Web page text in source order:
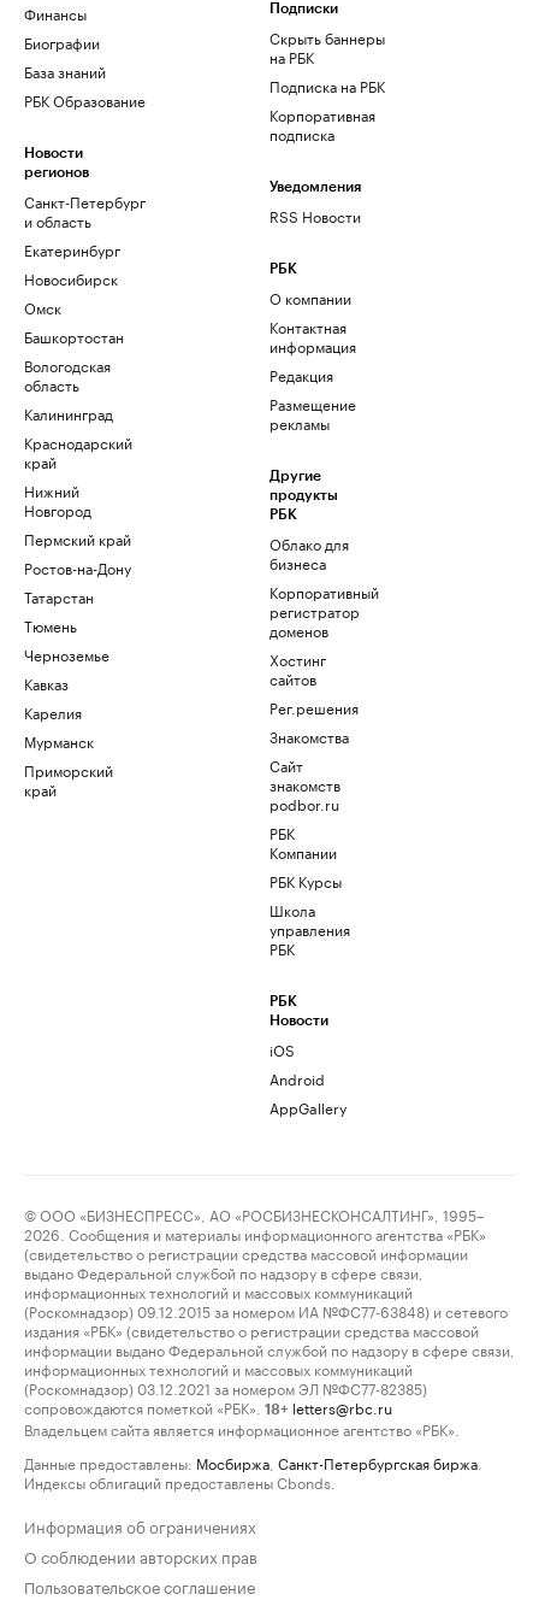
Финансы
Биографии
База знаний
РБК Образование
Новости
регионов
Санкт-Петербург
и область
Екатеринбург
Новосибирск
Омск
Башкортостан
Вологодская
область
Калининград
Краснодарский
край
Нижний
Новгород
Пермский край
Ростов-на-Дону
Татарстан
Тюмень
Черноземье
Кавказ
Карелия
Мурманск
Приморский
край
Подписки
Скрыть баннеры
на РБК
Подписка на РБК
Корпоративная
подписка
Уведомления
RSS Новости
РБК
О компании
Контактная
информация
Редакция
Размещение
рекламы
Другие
продукты
РБК
Облако для
бизнеса
Корпоративный
регистратор
доменов
Хостинг
сайтов
Рег.решения
Знакомства
Сайт
знакомств
podbor.ru
РБК
Компании
РБК Курсы
Школа
управления
РБК
РБК
Новости
iOS
Android
AppGallery
© ООО «БИЗНЕСПРЕСС», АО «РОСБИЗНЕСКОНСАЛТИНГ», 1995–
2026. Сообщения и материалы информационного агентства «РБК»
(свидетельство о регистрации средства массовой информации
выдано Федеральной службой по надзору в сфере связи,
информационных технологий и массовых коммуникаций
(Роскомнадзор) 09.12.2015 за номером ИА №ФС77-63848) и сетевого
издания «РБК» (свидетельство о регистрации средства массовой
информации выдано Федеральной службой по надзору в сфере связи,
информационных технологий и массовых коммуникаций
(Роскомнадзор) 03.12.2021 за номером ЭЛ №ФС77-82385)
сопровождаются пометкой «РБК».
18+ letters@rbc.ru
Владельцем сайта является информационное агентство «РБК».
Данные предоставлены: Мосбиржа Санкт-Петербургская биржа
Индексы облигаций предоставлены Cbonds.
Информация об ограничениях
О соблюдении авторских прав
Пользовательское соглашение